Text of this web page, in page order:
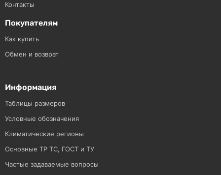
Контакты
Покупателям
Как купить
Обмен и возврат
Информация
Таблицы размеров
Условные обозначения
Климатические регионы
Основные ТР ТС, ГОСТ и ТУ
Частые задаваемые вопросы